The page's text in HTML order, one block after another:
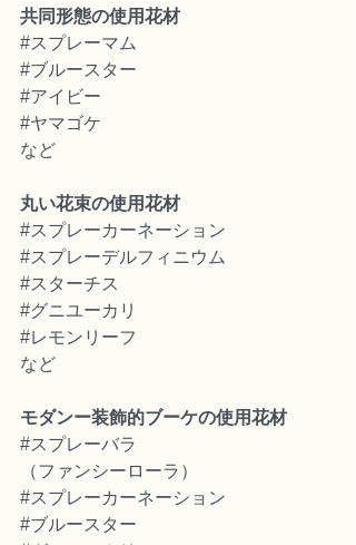
共同形態の使用花材
#スプレーマム
#ブルースター
#アイビー
#ヤマゴケ
など
丸い花束の使用花材
#スプレーカーネーション
#スプレーデルフィニウム
#スターチス
#グニユーカリ
#レモンリーフ
など
モダンー装飾的ブーケの使用花材
#スプレーバラ
（ファンシーローラ）
#スプレーカーネーション
#ブルースター